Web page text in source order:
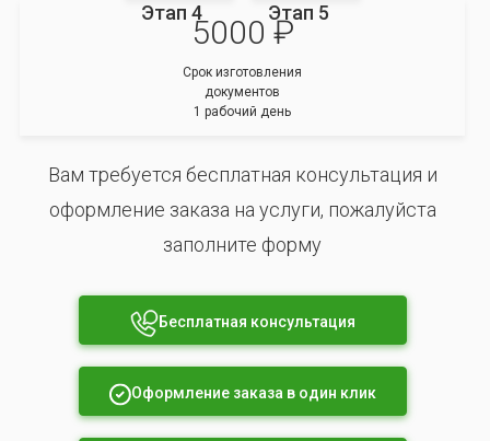
Этап 4 Этап 5
5000 ₽
Срок изготовления
документов
1 рабочий день
Вам требуется бесплатная консультация и
оформление заказа на услуги, пожалуйста
заполните форму
Бесплатная консультация
Оформление заказа в один клик